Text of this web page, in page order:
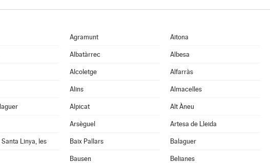
Agramunt Aitona
Albatàrrec Albesa
Alcoletge Alfarràs
Alins Almacelles
Alpicat Alt Àneu
Arsèguel Artesa de Lleida
Linya, les Baix Pallars Balaguer
Bausen Belianes